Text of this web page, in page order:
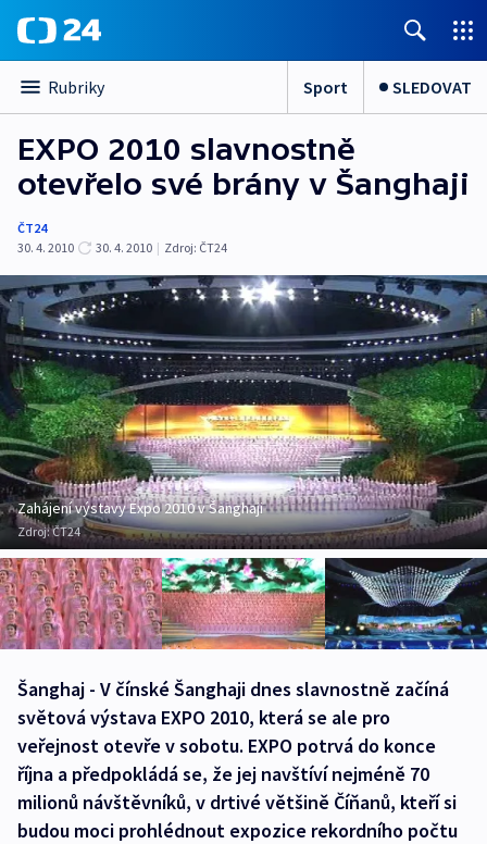
Rubriky Sport SLEDOVAT
EXPO 2010 slavnostně
otevřelo své brány v Šanghaji
ČT24
30. 4. 2010
30. 4. 2010 | Zdroj: ČT24
Zahájení výstavy Expo 2010 v Šanghaji
Zdroj:ČT24
Šanghaj - V čínské Šanghaji dnes slavnostně začíná
světová výstava EXPO 2010, která se ale pro
veřejnost otevře v sobotu. EXPO potrvá do konce
října a předpokládá se, že jej navštíví nejméně 70
milionů návštěvníků, v drtivé většině Číňanů, kteří si
budou moci prohlédnout expozice rekordního počtu